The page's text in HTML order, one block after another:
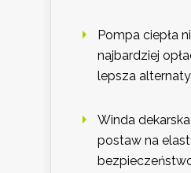
Pompa ciepła
najbardziej
lepsza
Winda
postaw na